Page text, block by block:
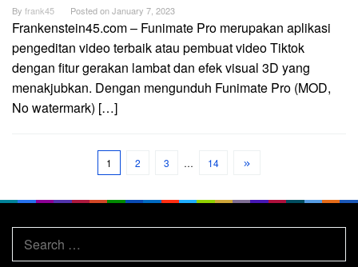
By frank45 Posted onJanuary 7, 2023
Frankenstein45.com – Funimate Pro merupakan aplikasi
pengeditan video terbaik atau pembuat video Tiktok
dengan fitur gerakan lambat dan efek visual 3D yang
menakjubkan. Dengan mengunduh Funimate Pro (MOD,
No watermark) […]
1 2 3 … 14
Search
for: